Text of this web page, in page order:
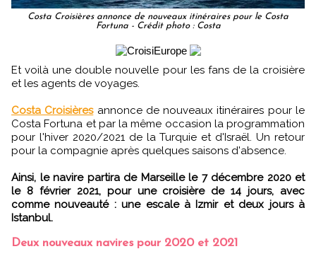
Costa Croisières annonce de nouveaux itinéraires pour le Costa
Fortuna - Crédit photo : Costa
Et voilà une double nouvelle pour les fans de la croisière
et les agents de voyages.
Costa Croisièresannonce de nouveaux itinéraires pour le
Costa Fortuna et par la même occasion la programmation
pour l'hiver 2020/2021 de la Turquie et d'Israël. Un retour
pour la compagnie après quelques saisons d'absence.
Ainsi, le navire partira de Marseille le 7 décembre 2020 et
le 8 février 2021, pour une croisière de 14 jours, avec
comme nouveauté : une escale à Izmir et deux jours à
Istanbul.
Deux nouveaux navires pour 2020 et 2021